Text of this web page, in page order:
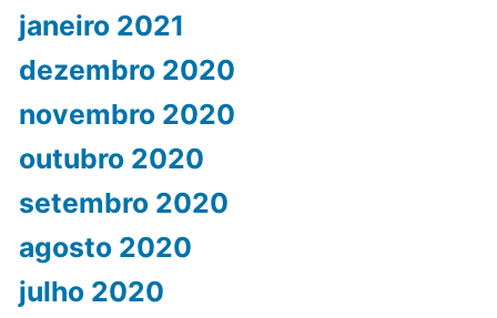
janeiro 2021
dezembro 2020
novembro 2020
outubro 2020
setembro 2020
agosto 2020
julho 2020